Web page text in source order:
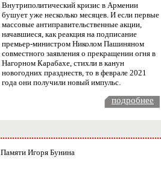
Внутриполитический кризис в Армении
бушует уже несколько месяцев. И если первые
массовые антиправительственные акции,
начавшиеся, как реакция на подписание
премьер-министром Николом Пашиняном
совместного заявления о прекращении огня в
Нагорном Карабахе, стихли в канун
новогодних празднеств, то в феврале 2021
года они получили новый импульс.
подробнее
Памяти Игоря Бунина